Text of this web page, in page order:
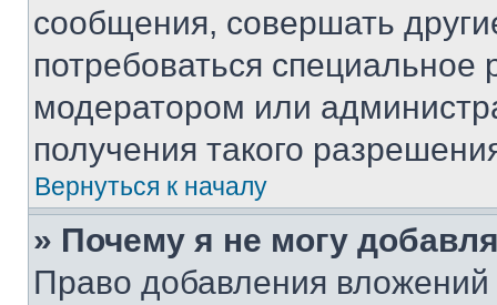
сообщения, совершать
потребоваться
модератором или
получения такого
Вернуться к началу
» Почему я не могу
Право добавления